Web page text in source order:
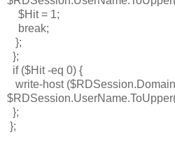
$Hit = 1;
break;
};
};
if ($Hit -eq 0) {
write-host
};
};